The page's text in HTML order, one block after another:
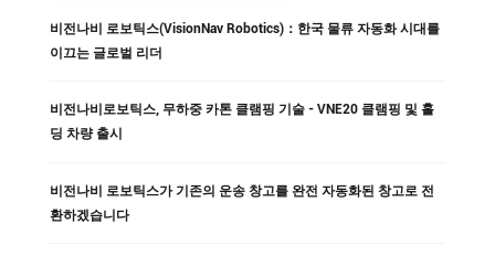
비전나비 로보틱스(VisionNav Robotics)：한국 물류 자동화 시대를
이끄는 글로벌 리더
비전나비로보틱스, 무하중 카톤 클램핑 기술 - VNE20 클램핑 및 홀
딩 차량 출시
비전나비 로보틱스가 기존의 운송 창고를 완전 자동화된 창고로 전
환하겠습니다